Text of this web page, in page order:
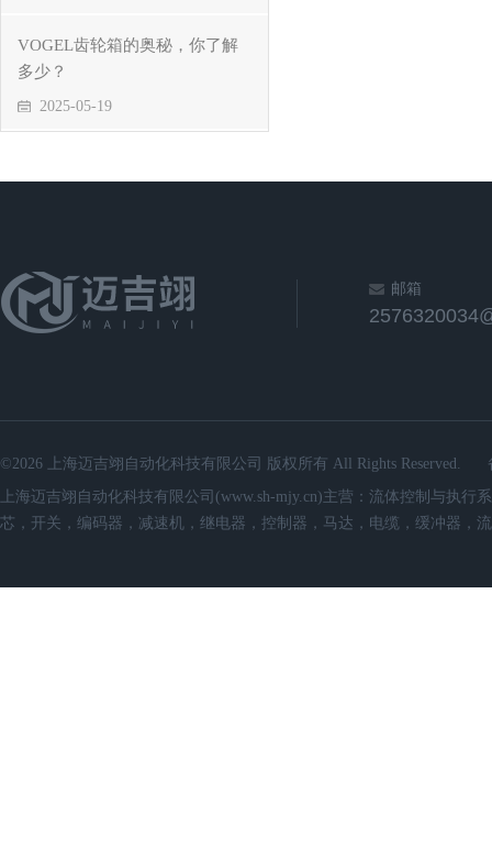
VOGEL齿轮箱的奥秘，你了解
多少？
2025-05-19
邮箱
©2026 上海迈吉翊自动化科技有限公司 版权所有 All Rights Reserved.
上海迈吉翊自动化科技有限公司(www.sh-mjy.cn)主营：流体控制与执
芯，开关，编码器，减速机，继电器，控制器，马达，电缆，缓冲器，